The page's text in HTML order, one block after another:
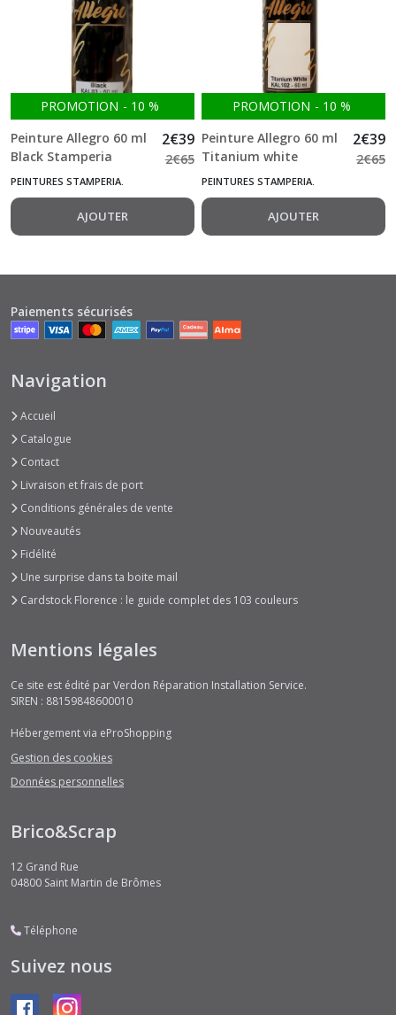
PROMOTION - 10 %
Peinture Allegro 60 ml
Black Stamperia
2€39
2€65
PEINTURES STAMPERIA.
AJOUTER
PROMOTION - 10 %
Peinture Allegro 60 ml
Titanium white
Stamperia
2€39
2€65
PEINTURES STAMPERIA.
AJOUTER
Paiements sécurisés
Navigation
Accueil
Catalogue
Contact
Livraison et frais de port
Conditions générales de vente
Nouveautés
Fidélité
Une surprise dans ta boite mail
Cardstock Florence : le guide complet des 103 couleurs
Mentions légales
Ce site est édité par Verdon Réparation Installation Service.
SIREN : 88159848600010
Hébergement via eProShopping
Gestion des cookies
Données personnelles
Brico&Scrap
12 Grand Rue
04800 Saint Martin de Brômes
Téléphone
Suivez nous